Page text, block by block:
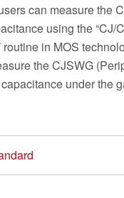
can measure the
using the “CJ/
in MOS
the CJSWG
under the